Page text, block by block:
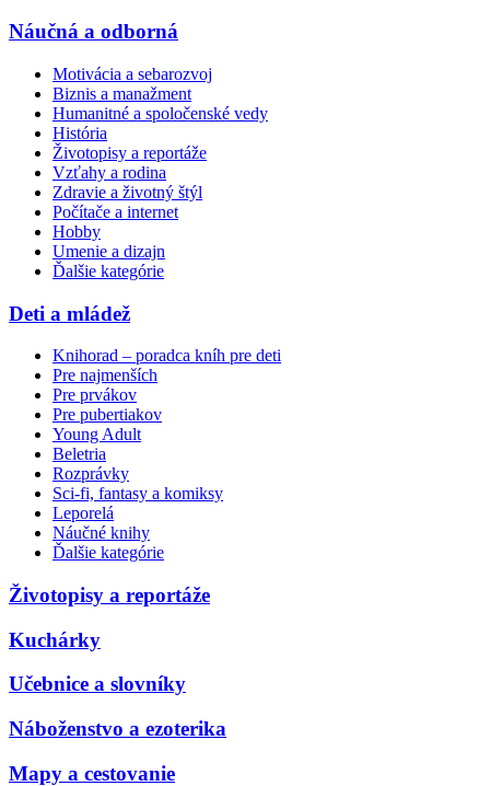
Náučná a odborná
Motivácia a sebarozvoj
Biznis a manažment
Humanitné a spoločenské vedy
História
Životopisy a reportáže
Vzťahy a rodina
Zdravie a životný štýl
Počítače a internet
Hobby
Umenie a dizajn
Ďalšie kategórie
Deti a mládež
Knihorad – poradca kníh pre deti
Pre najmenších
Pre prvákov
Pre pubertiakov
Young Adult
Beletria
Rozprávky
Sci-fi, fantasy a komiksy
Leporelá
Náučné knihy
Ďalšie kategórie
Životopisy a reportáže
Kuchárky
Učebnice a slovníky
Náboženstvo a ezoterika
Mapy a cestovanie